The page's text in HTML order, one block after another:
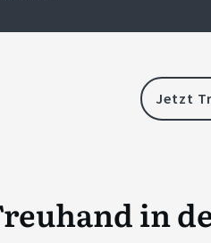
Jetzt
in